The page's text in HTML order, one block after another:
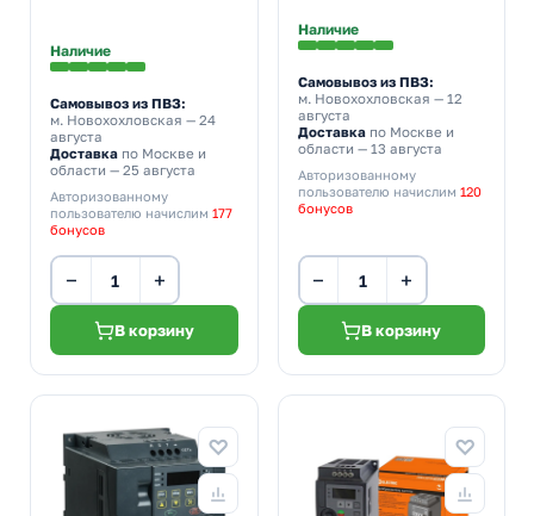
Наличие
Самовывоз из ПВЗ:
м. Новохохловская — 24
августа
Доставка по Москве и
области — 25 августа
Авторизованному
пользователю начислим 177
бонусов
− +
В корзину
Наличие
Самовывоз из ПВЗ:
м. Новохохловская — 12
августа
Доставкапо Москве и
области — 13 августа
Авторизованному
пользователю начислим 120
бонусов
− +
В корзину